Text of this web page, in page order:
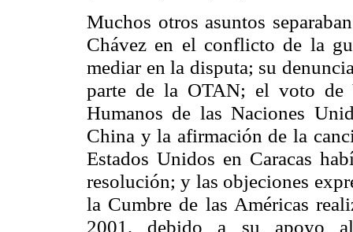
Muchos otros asuntos
Chávez en el conflicto de la
mediar en la disputa; su
parte de la OTAN; el voto de
Humanos de las Naciones
China y la afirmación de la
Estados Unidos en Caracas
resolución; y las objeciones
la Cumbre de las Américas
2001, debido a su apoyo